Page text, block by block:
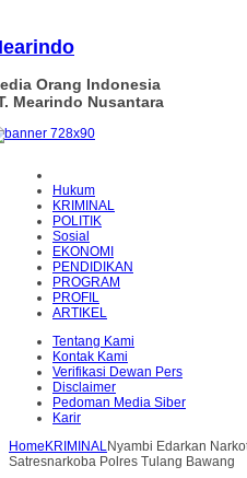
Orang Indonesia
Mearindo Nusantara
Hukum
KRIMINAL
POLITIK
Sosial
EKONOMI
PENDIDIKAN
PROGRAM
PROFIL
ARTIKEL
Tentang Kami
Kontak Kami
Verifikasi Dewan Pers
Disclaimer
Pedoman Media Siber
Karir
Home KRIMINALNyambi Edarkan
Satresnarkoba Polres Tulang Bawang